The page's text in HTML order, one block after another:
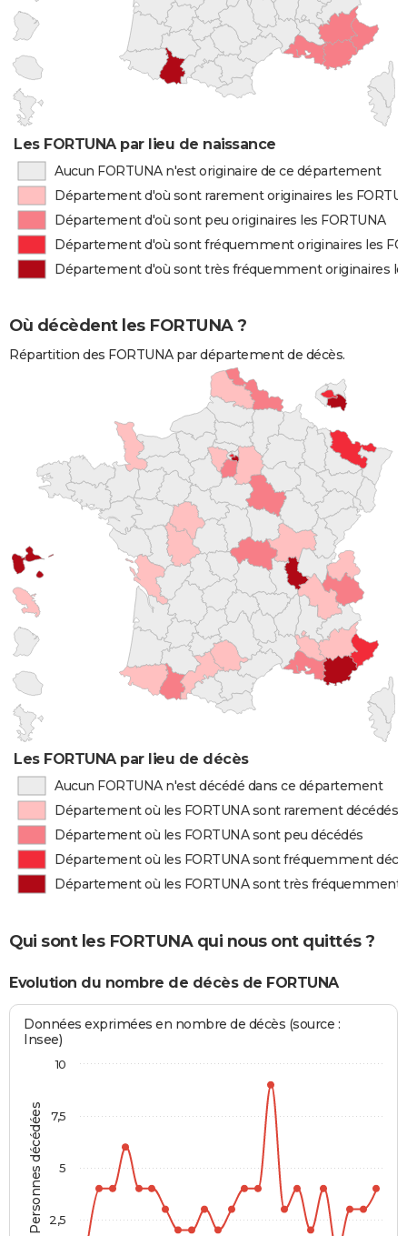
Les FORTUNA par lieu de naissance
Aucun FORTUNA n'est originaire de ce département
Département d'où sont rarement originaires les
Département d'où sont peu originaires les FORTUNA
Département d'où sont fréquemment originaires les
Département d'où sont très fréquemment originaires
Où décèdent les FORTUNA ?
Répartition des FORTUNA par département de décès.
Les FORTUNA par lieu de décès
Aucun FORTUNA n'est décédé dans ce département
Département où les FORTUNA sont rarement décédés
Département où les FORTUNA sont peu décédés
Département où les FORTUNA sont fréquemment
Département où les FORTUNA sont très fréquemment
Qui sont les FORTUNA qui nous ont quittés ?
Evolution du nombre de décès de FORTUNA
Personnes décédées
Données exprimées en nombre de décès (source :
Insee)
2,5
5
7,5
10